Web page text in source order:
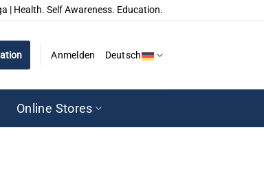
| Health. Self Awareness. Education.
Anmelden Deutsch
Online Stores